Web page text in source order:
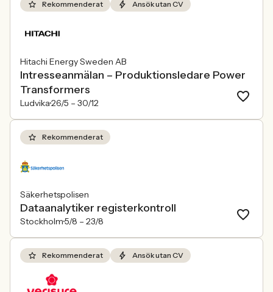
Rekommenderat Ansök utan CV
Hitachi Energy Sweden AB
Intresseanmälan – Produktionsledare Power
Transformers
Ludvika26/5 – 30/12
Rekommenderat
Säkerhetspolisen
Dataanalytiker registerkontroll
Stockholm5/8 – 23/8
Rekommenderat Ansök utan CV